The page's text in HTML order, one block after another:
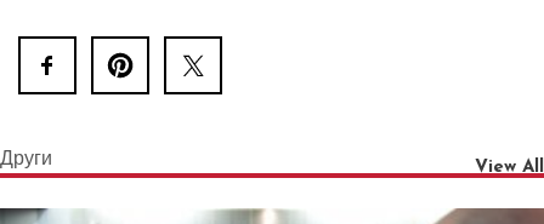
Други View All